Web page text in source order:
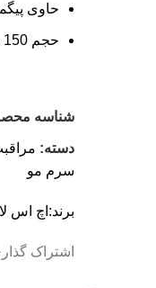
حاوی
حجم 150 میل
شناسه
دسته:
سرم مو
برند: اچ اس
اشتراک